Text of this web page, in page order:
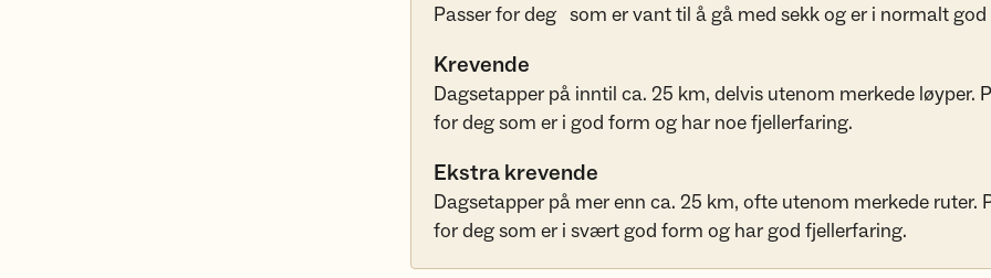
Passer for deg som er vant til å gå med sekk og er i normalt
Krevende
Dagsetapper på inntil ca. 25 km, delvis utenom merkede løyper.
for deg som er i god form og har noe fjellerfaring.
Ekstra krevende
Dagsetapper på mer enn ca. 25 km, ofte utenom merkede ruter.
for deg som er i svært god form og har god fjellerfaring.